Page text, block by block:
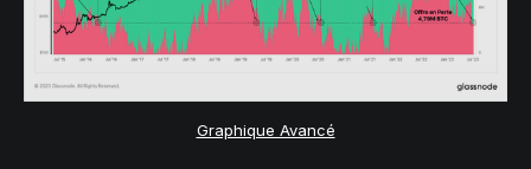
Graphique Avancé